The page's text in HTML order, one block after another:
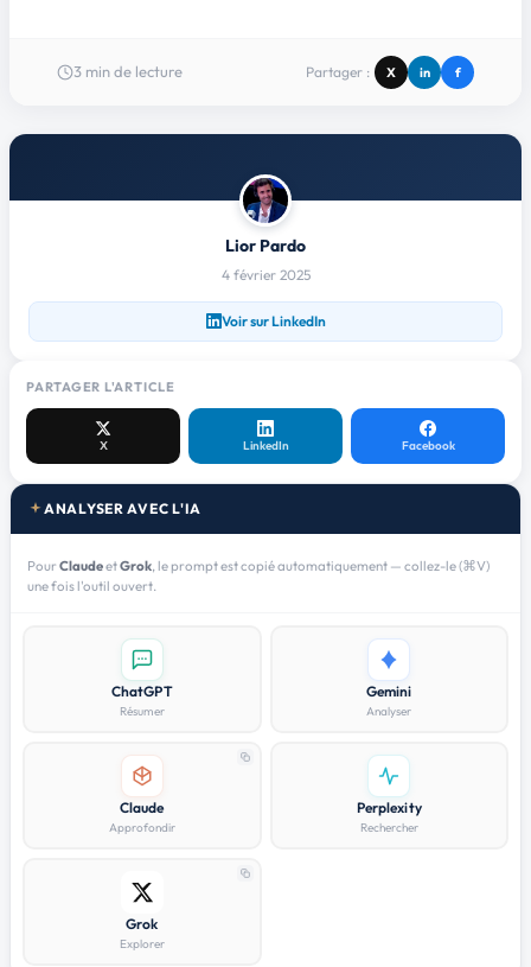
3 min de lecture Partager : X in f
Lior Pardo
4 février 2025
Voir sur LinkedIn
PARTAGER L'ARTICLE
X LinkedIn Facebook
ANALYSER AVEC L'IA
PourClaudeetGrok, le prompt est copié automatiquement — collez-le (⌘V)
une fois l'outil ouvert.
ChatGPT
Résumer
Gemini
Analyser
Claude
Approfondir
Perplexity
Rechercher
Grok
Explorer